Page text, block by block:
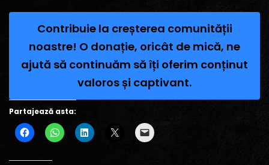
Contribuie la creșterea comunității
noastre! O donație, oricât de mică, ne
ajută să continuăm să îți oferim conținut
valoros și captivant.
Partajează asta: